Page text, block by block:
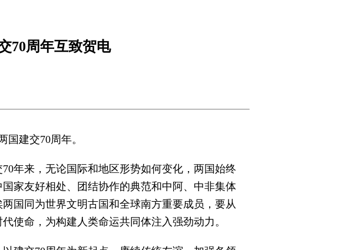
70周年互致贺电
建交70周年。
年来，无论国际和地区形势如何变化，两国始终
家友好相处、团结协作的典范和中阿、中非集体
国同为世界文明古国和全球南方重要成员，要从
使命，为构建人类命运共同体注入强劲动力。